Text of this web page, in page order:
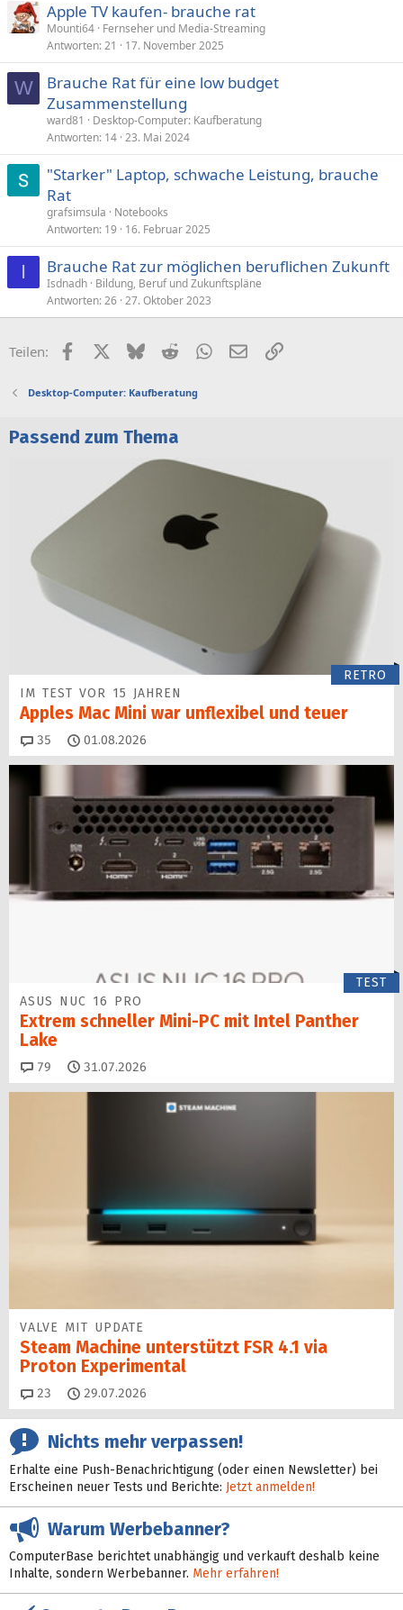
Apple TV kaufen- brauche rat
Mounti64 Fernseher und Media-Streaming
Antworten 21 17. November 2025
W
Brauche Rat für eine low budget
Zusammenstellung
ward81
Desktop-Computer: Kaufberatung
Antworten 14 23. Mai 2024
"Starker" Laptop, schwache Leistung, brauche
Rat
grafsimsula
Notebooks
Antworten 19 16. Februar 2025
I Brauche Rat zur möglichen beruflichen Zukunft
Isdnadh Bildung, Beruf und Zukunftspläne
Antworten 26 27. Oktober 2023
Teilen: FacebookX (Twitter)
BlueskyRedditWhatsApp
E-MailLink
Desktop-Computer: Kaufberatung
Passend zum Thema
RETRO
IM TEST VOR 15 JAHREN
Apples Mac Mini war unflexibel und teuer
35 Kommentare
01.08.2026
TEST
ASUS NUC 16 PRO
Extrem schneller Mini-PC mit Intel Panther
Lake
79 Kommentare
31.07.2026
VALVE MIT UPDATE
Steam Machine unterstützt FSR 4.1 via
Proton Experimental
23 Kommentare
29.07.2026
Nichts mehr verpassen!
Erhalte eine Push-Benachrichtigung (oder einen Newsletter) bei
Erscheinen neuer Tests und Berichte: Jetzt anmelden!
Warum Werbebanner?
ComputerBase berichtet unabhängig und verkauft deshalb keine
Inhalte, sondern Werbebanner. Mehr erfahren!